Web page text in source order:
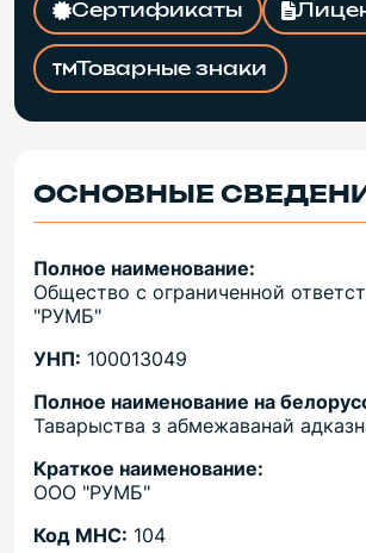
Сертификаты
Товарные знаки
ОСНОВНЫЕ
Полное наименование:
Общество с ограниченной
"РУМБ"
УНП: 100013049
Полное наименование на
Таварыства з абмежаванай
Краткое наименование:
ООО "РУМБ"
Код МНС: 104